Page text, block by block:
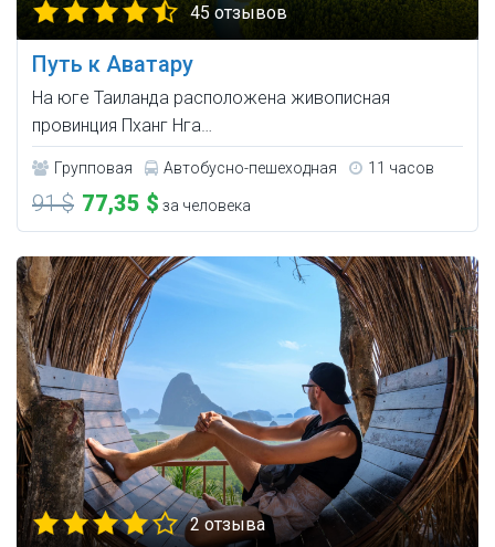
45 отзывов
Путь к Аватару
На юге Таиланда расположена живописная
провинция Пханг Нга…
Групповая Автобусно-пешеходная 11 часов
91 $ 77,35 $ за человека
2 отзыва